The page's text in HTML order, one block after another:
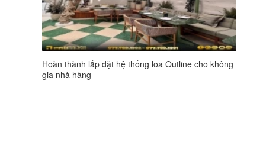
Hoàn thành lắp đặt hệ thống loa Outline cho không
gia nhà hàng